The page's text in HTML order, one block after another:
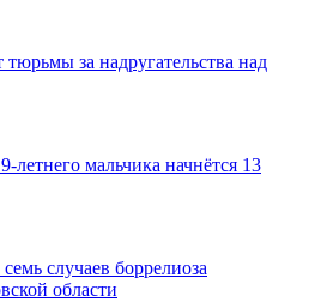
за надругательства над
летнего мальчика начнётся 13
случаев боррелиоза
области